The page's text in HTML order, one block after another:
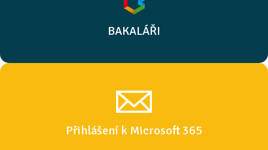
BAKALÁŘI
Přihlášení k Microsoft 365